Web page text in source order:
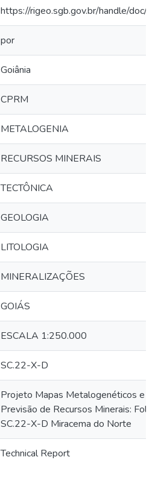
https://rigeo.sgb.gov.br/handle/doc/
por
Goiânia
CPRM
METALOGENIA
RECURSOS MINERAIS
TECTÔNICA
GEOLOGIA
LITOLOGIA
MINERALIZAÇÕES
GOIÁS
ESCALA 1:250.000
SC.22-X-D
Projeto Mapas Metalogenéticos e
Previsão de Recursos Minerais:
SC.22-X-D Miracema do Norte
Technical Report